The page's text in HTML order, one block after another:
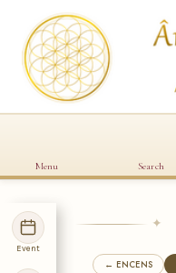
Menu Search
Event
✦
← ENCENS